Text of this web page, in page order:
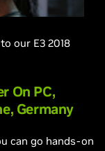
our E3 2018
On PC,
Germany
can go hands-on